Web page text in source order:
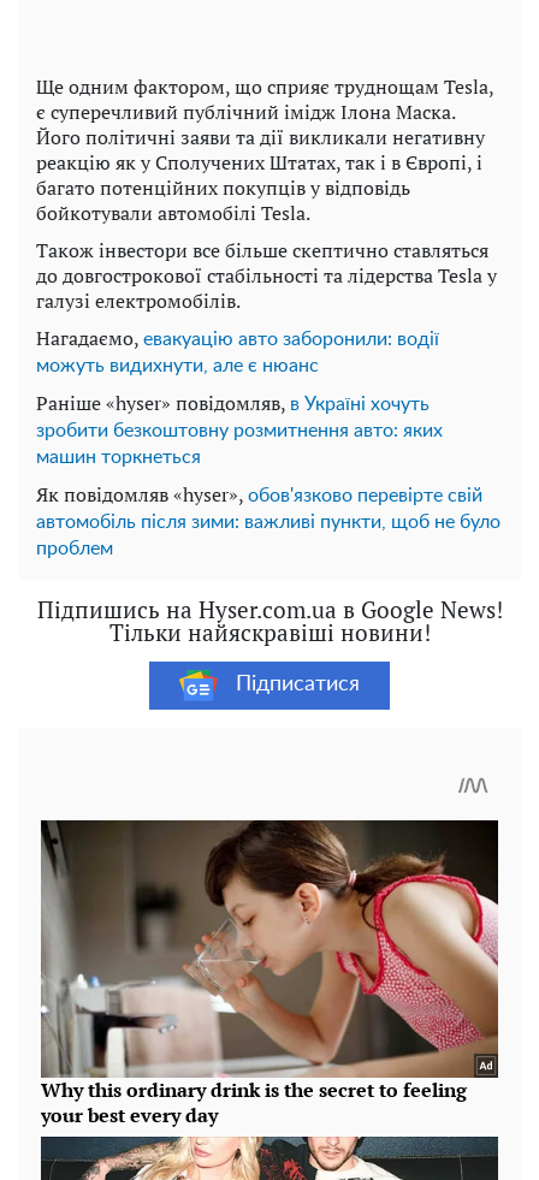
Ще одним фактором, що сприяє труднощам Tesla,
є суперечливий публічний імідж Ілона Маска.
Його політичні заяви та дії викликали негативну
реакцію як у Сполучених Штатах, так і в Європі, і
багато потенційних покупців у відповідь
бойкотували автомобілі Tesla.
Також інвестори все більше скептично ставляться
до довгострокової стабільності та лідерства Tesla у
галузі електромобілів.
Нагадаємо, евакуацію авто заборонили: водії
можуть видихнути, але є нюанс
Раніше «hyser» повідомляв, в Україні хочуть
зробити безкоштовну розмитнення авто: яких
машин торкнеться
Як повідомляв «hyser», обов'язково перевірте свій
автомобіль після зими: важливі пункти, щоб не було
проблем
Підпишись на Hyser.com.ua в Google News!
Тільки найяскравіші новини!
Підписатися